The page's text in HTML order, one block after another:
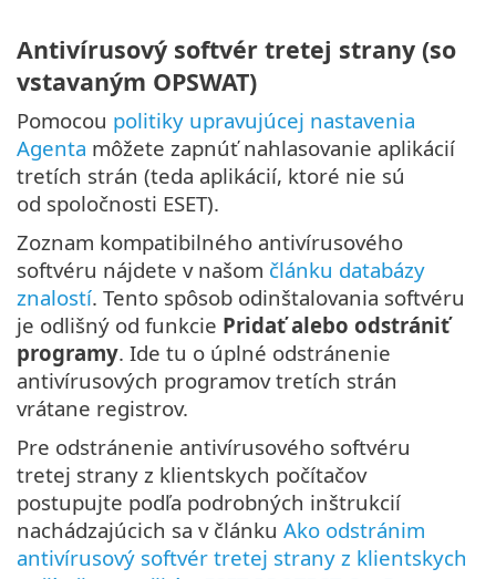
Antivírusový softvér tretej strany (so
vstavaným OPSWAT)
Pomocou politiky upravujúcej nastavenia
Agenta môžete zapnúť nahlasovanie aplikácií
tretích strán (teda aplikácií, ktoré nie sú
od spoločnosti ESET).
Zoznam kompatibilného antivírusového
softvéru nájdete v našom článku databázy
znalostí. Tento spôsob odinštalovania softvéru
je odlišný od funkcie Pridať alebo odstrániť
programy. Ide tu o úplné odstránenie
antivírusových programov tretích strán
vrátane registrov.
Pre odstránenie antivírusového softvéru
tretej strany z klientskych počítačov
postupujte podľa podrobných inštrukcií
nachádzajúcich sa v článku Ako odstránim
antivírusový softvér tretej strany z klientskych